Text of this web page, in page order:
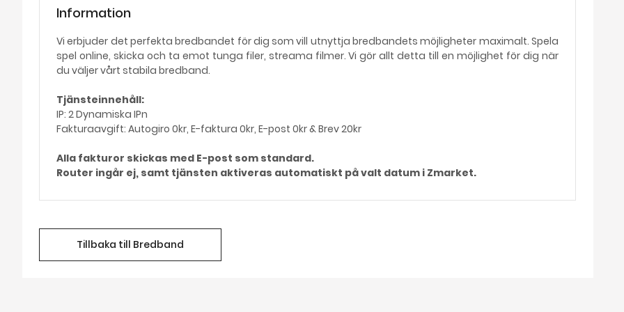
Information
Vi erbjuder det perfekta bredbandet för dig som vill utnyttja bredbandets möjligheter maximalt. Spela
spel online, skicka och ta emot tunga filer, streama filmer. Vi gör allt detta till en möjlighet för dig när
du väljer vårt stabila bredband.
Tjänsteinnehåll:
IP: 2 Dynamiska IPn
Fakturaavgift: Autogiro 0kr, E-faktura 0kr, E-post 0kr & Brev 20kr
Alla fakturor skickas med E-post som standard.
Router ingår ej, samt tjänsten aktiveras automatiskt på valt datum i Zmarket.
Tillbaka till Bredband